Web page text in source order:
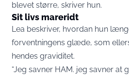
blevet større, skriver hun.
Sit livs mareridt
Lea beskriver, hvordan hun
forventningens glæde, som
hendes graviditet.
“Jeg savner HAM. jeg savner